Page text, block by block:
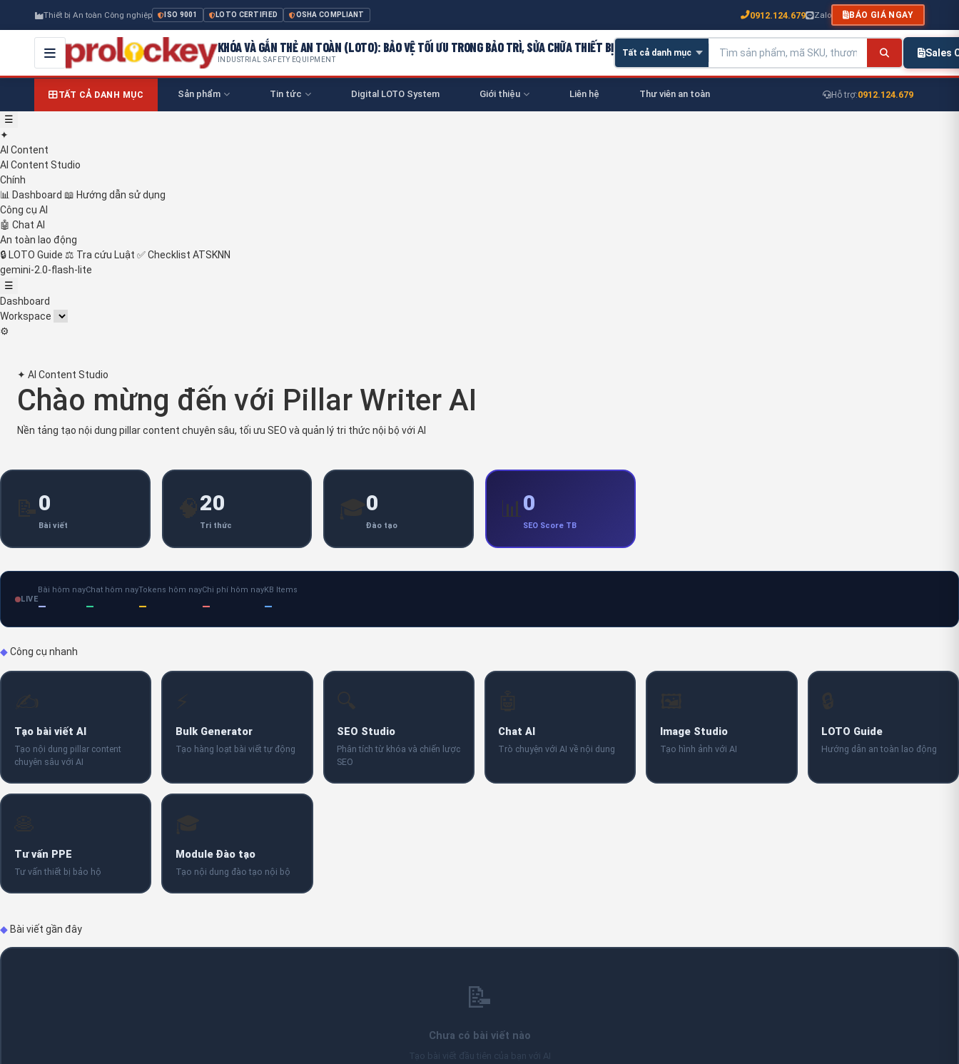
Thiết bị An toàn Công nghiệp ISO 9001 LOTO CERTIFIED OSHA COMPLIANT 0912.124.679 Zalo BÁO GIÁ NGAY
KHÓA VÀ GẮN THẺ AN TOÀN (LOTO): BẢO VỆ TỐI ƯU TRONG BẢO TRÌ, SỬA CHỮA THIẾT BỊ
INDUSTRIAL SAFETY EQUIPMENT
Sales
TẤT CẢ DANH MỤC Sản phẩm Tin tức Digital LOTO System Giới thiệu Liên hệ Thư viên an toàn Hỗ trợ:0912.124.679
☰
✦
AI Content
AI Content Studio
Chính
📊 Dashboard 📖 Hướng dẫn sử dụng
Công cụ AI
🤖 Chat AI
An toàn lao động
🔒 LOTO Guide ⚖️ Tra cứu Luật ✅Checklist ATSKNN
gemini-2.0-flash-lite
☰
Dashboard
Workspace
⚙
✦ AI Content Studio
Chào mừng đến với Pillar Writer AI
Nền tảng tạo nội dung pillar content chuyên sâu, tối ưu SEO và quản lý tri thức nội bộ với AI
0
Bài viết
20
Tri thức
0
Đào tạo
📊0
SEO Score TB
LIVE
Bài hôm nay
–
Chat hôm nay
–
Tokens hôm nay
–
Chi phí hôm nay
–
KB Items
–
◆Công cụ nhanh
Tạo bài viết AI
Tạo nội dung pillar content
chuyên sâu với AI
Bulk Generator
Tạo hàng loạt bài viết tự động
SEO Studio
Phân tích từ khóa và chiến lược
SEO
Chat AI
Trò chuyện với AI về nội dung
Image Studio
Tạo hình ảnh với AI
LOTO Guide
Hướng dẫn an toàn lao động
Tư vấn PPE
Tư vấn thiết bị bảo hộ
Module Đào tạo
Tạo nội dung đào tạo nội bộ
◆ Bài viết gần đây
📝
Chưa có bài viết nào
Tạo bài viết đầu tiên của bạn với AI